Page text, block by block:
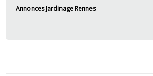
Annonces Jardinage Rennes